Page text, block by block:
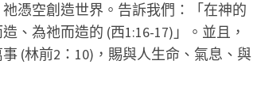
憑空創造世界。告訴我們：「在神的
、為祂而造的 (西1:16-17)」。並且，
(林前2：10)，賜與人生命、氣息、與